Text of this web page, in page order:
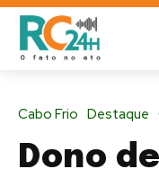
Cabo Frio Destaque
Dono